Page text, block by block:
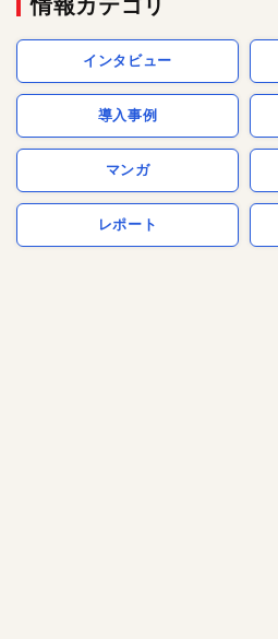
情報カテゴリ
インタビュー
導入事例
マンガ
レポート